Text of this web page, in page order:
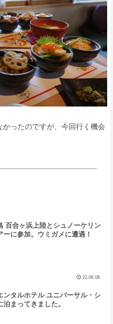
ったのですが、今回行く機会
百合ヶ浜上陸とシュノーケリン
ーに参加。ウミガメに遭遇！
22.06.08.
ンタルホテル ユニバーサル・シ
泊まってきました。